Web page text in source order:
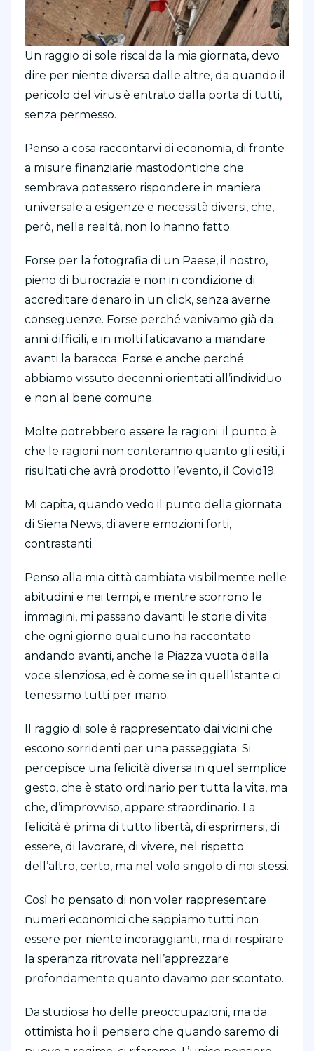
Un raggio di sole riscalda la mia giornata, devo
dire per niente diversa dalle altre, da quando il
pericolo del virus è entrato dalla porta di tutti,
senza permesso.
Penso a cosa raccontarvi di economia, di fronte
a misure finanziarie mastodontiche che
sembrava potessero rispondere in maniera
universale a esigenze e necessità diversi, che,
però, nella realtà, non lo hanno fatto.
Forse per la fotografia di un Paese, il nostro,
pieno di burocrazia e non in condizione di
accreditare denaro in un click, senza averne
conseguenze. Forse perché venivamo già da
anni difficili, e in molti faticavano a mandare
avanti la baracca. Forse e anche perché
abbiamo vissuto decenni orientati all’individuo
e non al bene comune.
Molte potrebbero essere le ragioni: il punto è
che le ragioni non conteranno quanto gli esiti, i
risultati che avrà prodotto l’evento, il Covid19.
Mi capita, quando vedo il punto della giornata
di Siena News, di avere emozioni forti,
contrastanti.
Penso alla mia città cambiata visibilmente nelle
abitudini e nei tempi, e mentre scorrono le
immagini, mi passano davanti le storie di vita
che ogni giorno qualcuno ha raccontato
andando avanti, anche la Piazza vuota dalla
voce silenziosa, ed è come se in quell’istante ci
tenessimo tutti per mano.
Il raggio di sole è rappresentato dai vicini che
escono sorridenti per una passeggiata. Si
percepisce una felicità diversa in quel semplice
gesto, che è stato ordinario per tutta la vita, ma
che, d’improvviso, appare straordinario. La
felicità è prima di tutto libertà, di esprimersi, di
essere, di lavorare, di vivere, nel rispetto
dell’altro, certo, ma nel volo singolo di noi stessi.
Così ho pensato di non voler rappresentare
numeri economici che sappiamo tutti non
essere per niente incoraggianti, ma di respirare
la speranza ritrovata nell’apprezzare
profondamente quanto davamo per scontato.
Da studiosa ho delle preoccupazioni, ma da
ottimista ho il pensiero che quando saremo di